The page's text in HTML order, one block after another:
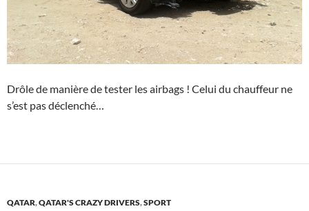
Drôle de manière de tester les airbags ! Celui du chauffeur ne
s’est pas déclenché…
QATAR,QATAR'S CRAZY DRIVERS,SPORT